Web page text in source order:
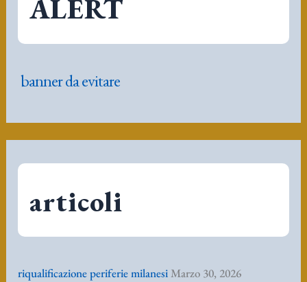
ALERT
banner da evitare
articoli
riqualificazione periferie milanesi Marzo 30, 2026